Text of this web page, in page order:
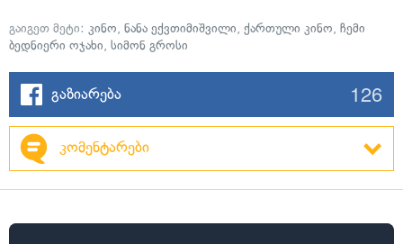
გაიგეთ მეტი: კინო, ნანა ექვთიმიშვილი, ქართული კინო, ჩემი
ბედნიერი ოჯახი, სიმონ გროსი
გაზიარება 126
კომენტარები